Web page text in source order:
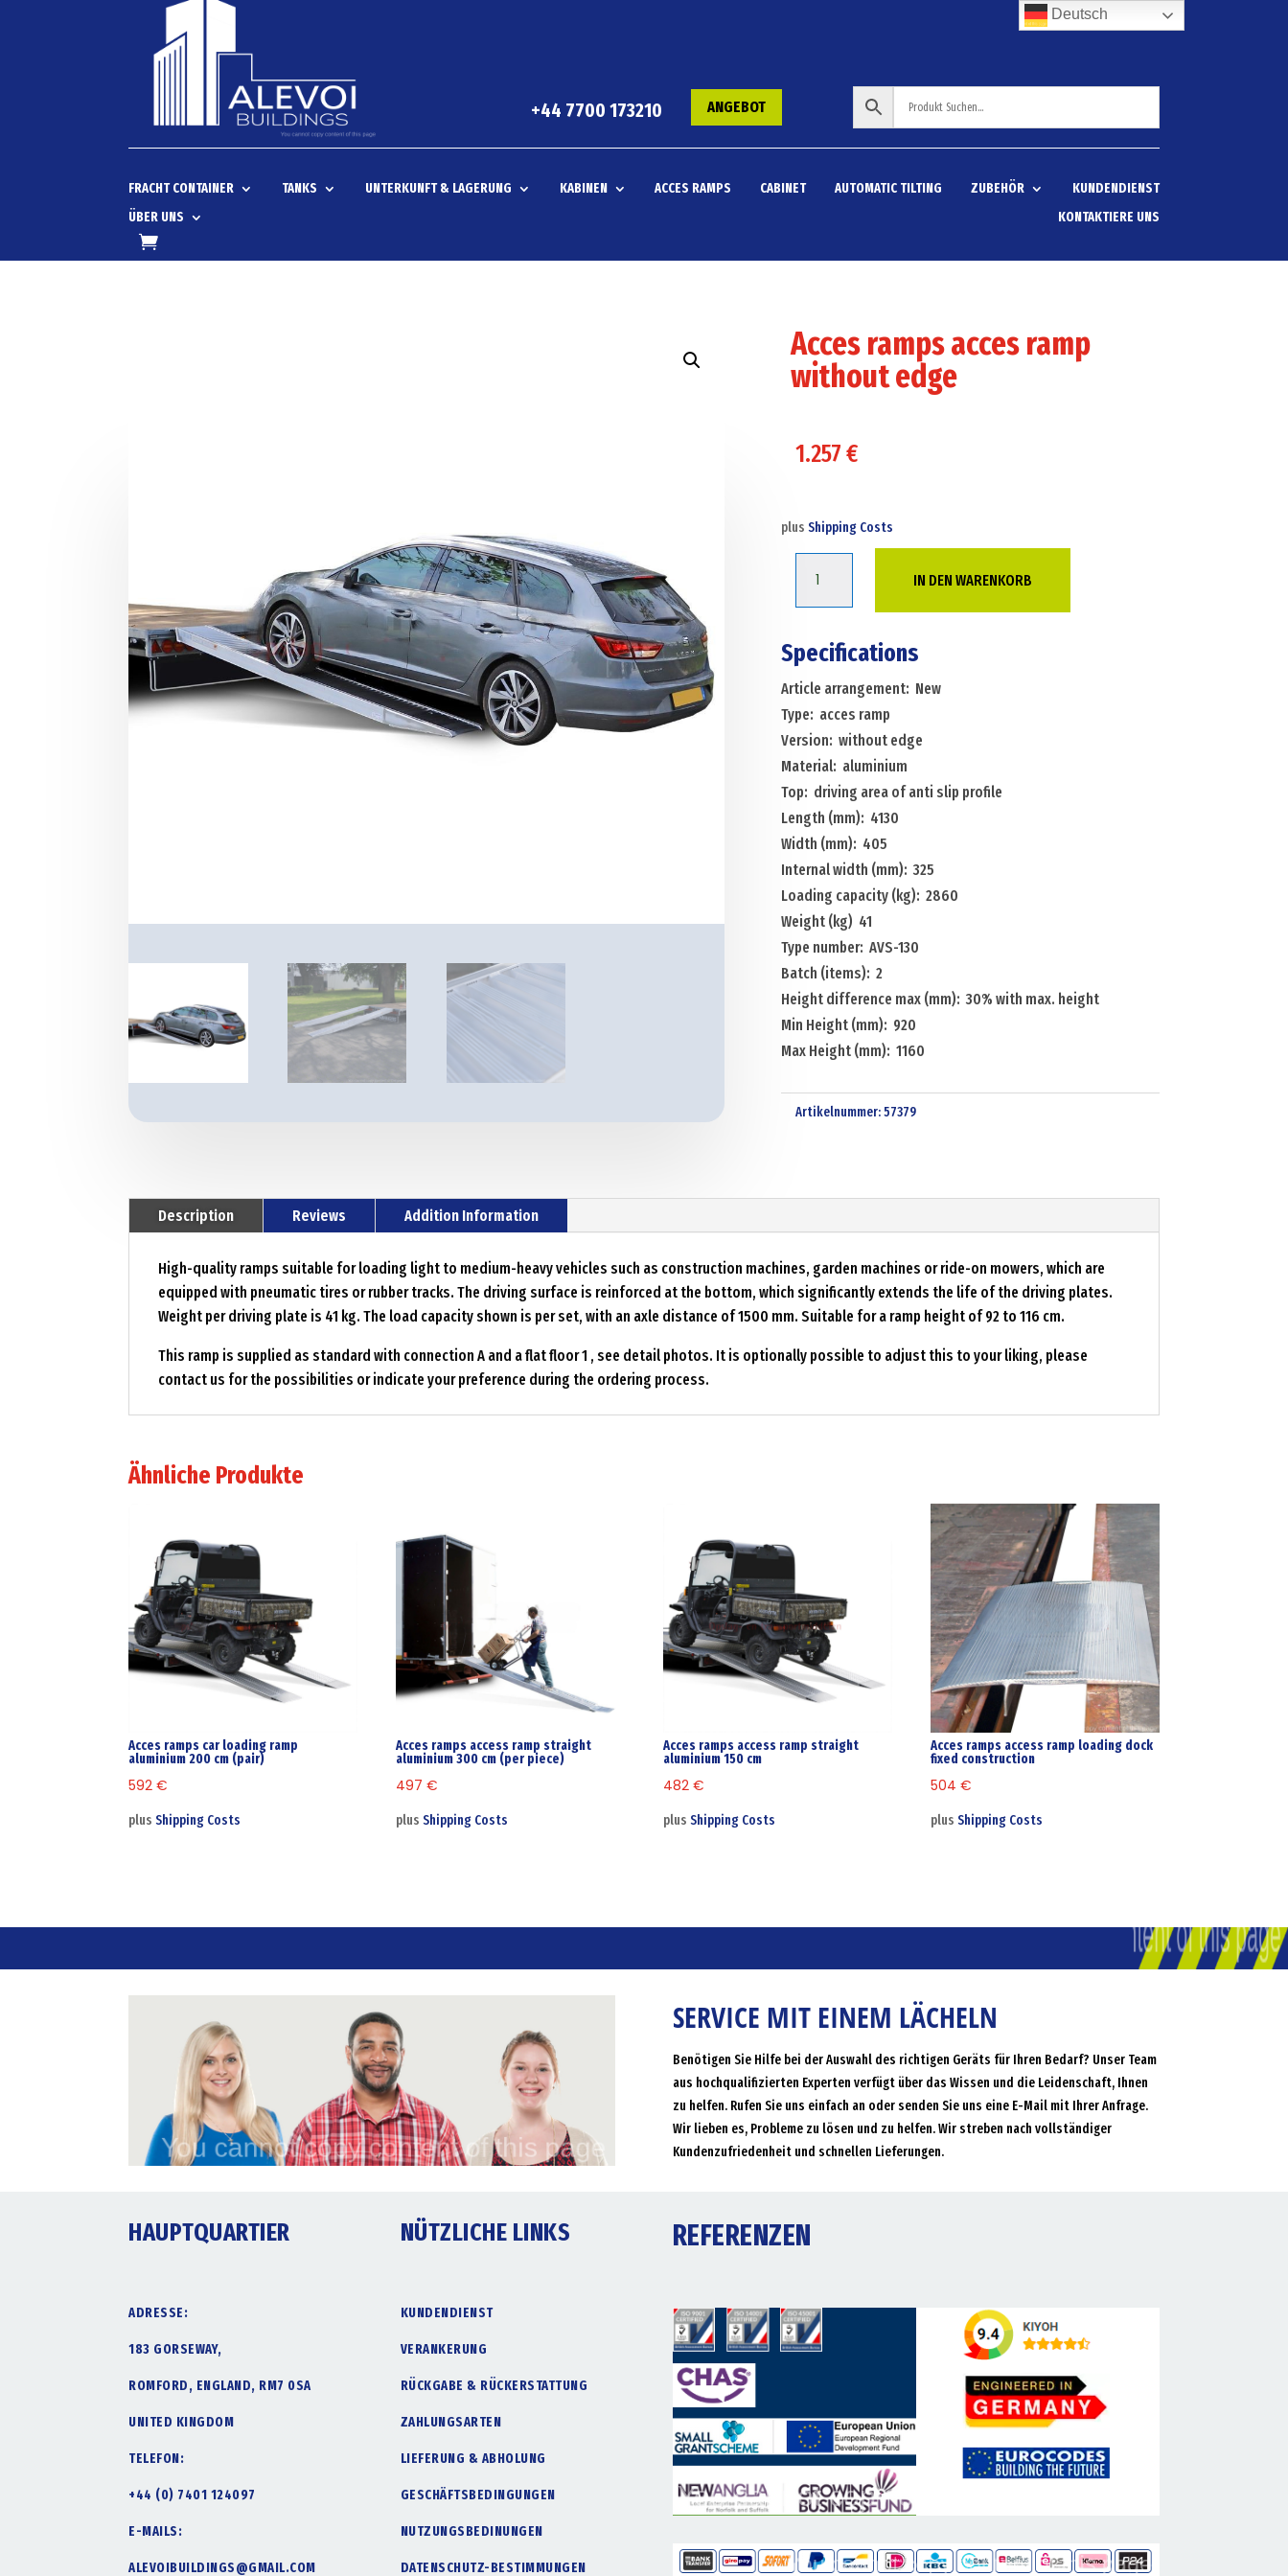
+44 7700 173210 ANGEBOT
FRACHT CONTAINER TANKS UNTERKUNFT & LAGERUNG KABINEN ACCES RAMPS CABINET AUTOMATIC TILTING ZUBEHÖR
KUNDENDIENST
ÜBER UNS
KONTAKTIERE UNS
Acces ramps acces ramp
without edge
1.257€
plus Shipping Costs
without
edge
Menge
IN DEN WARENKORB
Specifications
Article arrangement: New
Type: acces ramp
Version: without edge
Material: aluminium
Top: driving area of anti slip profile
Length (mm): 4130
Width (mm): 405
Internal width (mm): 325
Loading capacity (kg): 2860
Weight (kg) 41
Type number: AVS-130
Batch (items): 2
Height difference max (mm): 30% with max. height
Min Height (mm): 920
Max Height (mm): 1160
Artikelnummer:57379
Description Reviews Addition Information
High-quality ramps suitable for loading light to medium-heavy vehicles such as construction machines, garden machines or ride-on mowers, which are
equipped with pneumatic tires or rubber tracks. The driving surface is reinforced at the bottom, which significantly extends the life of the driving plates.
Weight per driving plate is 41 kg. The load capacity shown is per set, with an axle distance of 1500 mm. Suitable for a ramp height of 92 to 116 cm.
This ramp is supplied as standard with connection A and a flat floor 1 , see detail photos. It is optionally possible to adjust this to your liking, please
contact us for the possibilities or indicate your preference during the ordering process.
Ähnliche Produkte
Acces ramps car loading ramp
aluminium 200 cm (pair)
592€
plusShipping Costs
Acces ramps access ramp straight
aluminium 300 cm (per piece)
497€
plusShipping Costs
Acces ramps access ramp straight
aluminium 150 cm
482€
plusShipping Costs
Acces ramps access ramp loading dock
fixed construction
504€
plusShipping Costs
SERVICE MIT EINEM LÄCHELN
Benötigen Sie Hilfe bei der Auswahl des richtigen Geräts für Ihren Bedarf? Unser Team
aus hochqualifizierten Experten verfügt über das Wissen und die Leidenschaft, Ihnen
zu helfen. Rufen Sie uns einfach an oder senden Sie uns eine E-Mail mit Ihrer Anfrage.
Wir lieben es, Probleme zu lösen und zu helfen. Wir streben nach vollständiger
Kundenzufriedenheit und schnellen Lieferungen.
HAUPTQUARTIER
ADRESSE:
183 GORSEWAY,
ROMFORD, ENGLAND, RM7 0SA
UNITED KINGDOM
TELEFON:
+44 (0) 7401 124097
E-MAILS:
ALEVOIBUILDINGS@GMAIL.COM
NÜTZLICHE LINKS
KUNDENDIENST
VERANKERUNG
RÜCKGABE & RÜCKERSTATTUNG
ZAHLUNGSARTEN
LIEFERUNG & ABHOLUNG
GESCHÄFTSBEDINGUNGEN
NUTZUNGSBEDINUNGEN
DATENSCHUTZ-BESTIMMUNGEN
REFERENZEN
Deutsch